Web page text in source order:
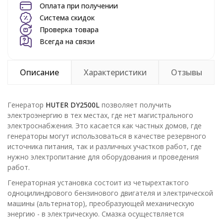
Оплата при получении
Система скидок
Проверка товара
Всегда на связи
Описание Характеристики Отзывы
Генератор HUTER DY2500L позволяет получить
электроэнергию в тех местах, где нет магистрального
электроснабжения. Это касается как частных домов, где
генераторы могут использоваться в качестве резервного
источника питания, так и различных участков работ, где
нужно электропитание для оборудования и проведения
работ.
Генераторная установка состоит из четырехтактого
одноцилиндрового бензинового двигателя и электрической
машины (альтернатор), преобразующей механическую
энергию - в электрическую. Смазка осуществляется